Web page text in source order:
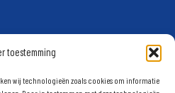
toestemming
wij technologieën zoals cookies om informatie